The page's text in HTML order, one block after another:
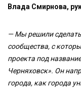
Влада Смирнова,
— Мы решили
сообщества, с
проекта под
Черняховск». Он
города, как города